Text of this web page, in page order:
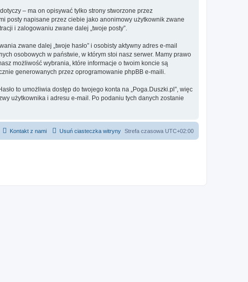
– ma on opisywać tylko strony stworzone przez
posty napisane przez ciebie jako anonimowy użytkownik zwane
i zalogowaniu zwane dalej „twoje posty”.
zwane dalej „twoje hasło” i osobisty aktywny adres e-mail
osobowych w państwie, w którym stoi nasz serwer. Mamy prawo
możliwość wybrania, które informacje o twoim koncie są
generowanych przez oprogramowanie phpBB e-maili.
to umożliwia dostęp do twojego konta na „Poga.Duszki.pl”, więc
użytkownika i adresu e-mail. Po podaniu tych danych zostanie
Strefa czasowa UTC+02:00
Usuń ciasteczka witryny
Kontakt z nami